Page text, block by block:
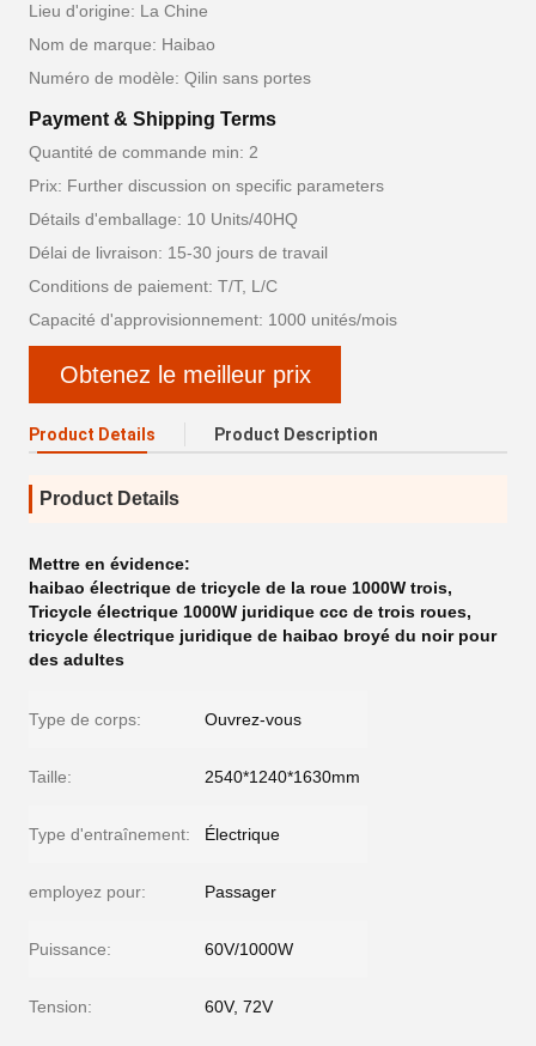
Lieu d'origine: La Chine
Nom de marque: Haibao
Numéro de modèle: Qilin sans portes
Payment & Shipping Terms
Quantité de commande min: 2
Prix: Further discussion on specific parameters
Détails d'emballage: 10 Units/40HQ
Délai de livraison: 15-30 jours de travail
Conditions de paiement: T/T, L/C
Capacité d'approvisionnement: 1000 unités/mois
Obtenez le meilleur prix
Product Details Product Description
Product Details
Mettre en évidence:
haibao électrique de tricycle de la roue 1000W trois,
Tricycle électrique 1000W juridique ccc de trois roues,
tricycle électrique juridique de haibao broyé du noir pour
des adultes
Type de corps: Ouvrez-vous
Taille: 2540*1240*1630mm
Type d'entraînement: Électrique
employez pour: Passager
Puissance: 60V/1000W
Tension: 60V, 72V